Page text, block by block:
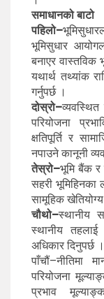
समाधानको बाटो
पहिलो–
भूमिसुधार
बनाएर वास्तविक
यथार्थ तथ्यांक
गर्नुपर्छ ।
दोस्रो–व्यवस्थित
परियोजना
क्षतिपूर्ति र
नपाउने कानूनी
तेस्रो–भूमि बैंक र
सहरी भूमिहिनका
सामूहिक
चौथो–स्थानीय
स्थानीय तहलाई
अधिकार दिनुपर्छ ।
पाँचौं–नीतिमा
परियोजना
प्रभाव